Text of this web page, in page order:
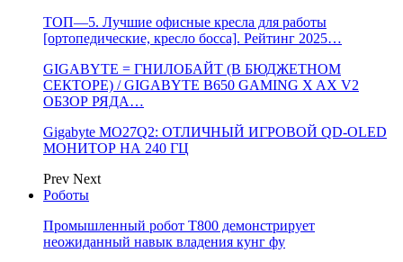
ТОП—5. Лучшие офисные кресла для работы
[ортопедические, кресло босса]. Рейтинг 2025…
GIGABYTE = ГНИЛОБАЙТ (В БЮДЖЕТНОМ
СЕКТОРЕ) / GIGABYTE B650 GAMING X AX V2
ОБЗОР РЯДА…
Gigabyte MO27Q2: ОТЛИЧНЫЙ ИГРОВОЙ QD-OLED
МОНИТОР НА 240 ГЦ
Prev Next
Роботы
Промышленный робот Т800 демонстрирует
неожиданный навык владения кунг фу